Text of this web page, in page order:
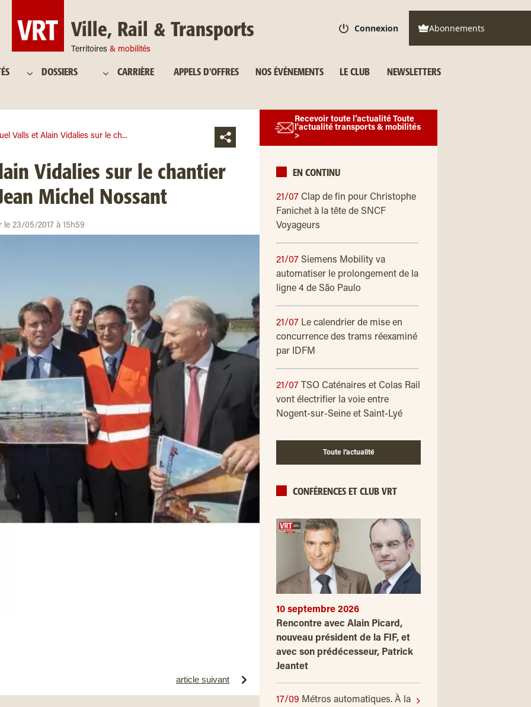
Ville, Rail & Transports
Territoires & mobilités
Connexion Abonnements
DOSSIERS CARRIÈRE APPELS D'OFFRES NOS ÉVÉNEMENTS LE CLUB NEWSLETTERS
Valls et Alain Vidalies sur le ch...
Vidalies sur le chantier
Michel Nossant
le 23/05/2017 à 15h59
article suivant
Recevoir toute l’actualité Toute
l'actualité transports & mobilités
>
EN CONTINU
21/07 Clap de fin pour Christophe
Fanichet à la tête de SNCF
Voyageurs
21/07 Siemens Mobility va
automatiser le prolongement de la
ligne 4 de São Paulo
21/07 Le calendrier de mise en
concurrence des trams réexaminé
par IDFM
21/07
TSO Caténaires et Colas Rail
vont électrifier la voie entre
Nogent-sur-Seine et Saint-Lyé
Toute l’actualité
CONFÉRENCES ET CLUB VRT
10 septembre 2026
Rencontre avec Alain Picard,
nouveau président de la FIF, et
avec son prédécesseur, Patrick
Jeantet
17/09 Métros automatiques. À la